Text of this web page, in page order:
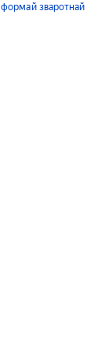
формай зваротнай